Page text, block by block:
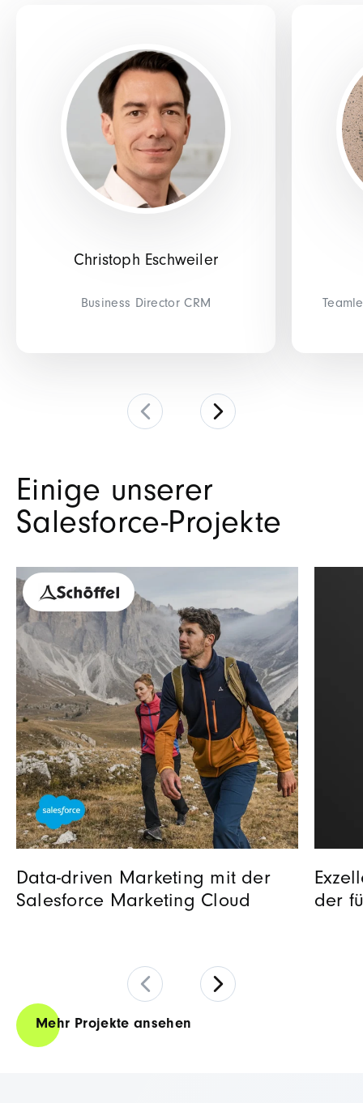
Christoph Eschweiler
Business Director CRM
Einige unserer
Salesforce-Projekte
Data-driven Marketing mit der
Salesforce Marketing Cloud
der
Mehr Projekte ansehen